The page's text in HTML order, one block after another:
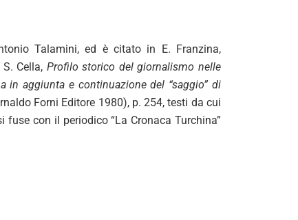
Talamini, ed è citato in E. Franzina,
Cella, Profilo storico del giornalismo nelle
in aggiunta e continuazione del “saggio” di
Forni Editore 1980), p. 254, testi da cui
con il periodico “La Cronaca Turchina”